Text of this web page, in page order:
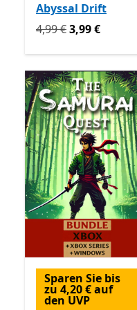
Abyssal Drift
Ursprünglich 4,99
4,99 €3,99 €
Sparen Sie bis
zu 4,20 € auf
den UVP